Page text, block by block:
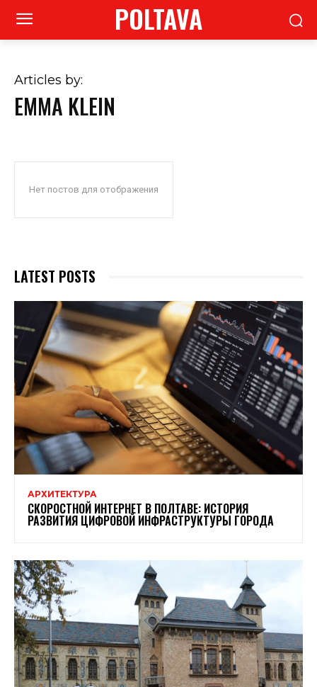
POLTAVA
Articles by:
EMMA KLEIN
Нет постов для отображения
LATEST POSTS
АРХИТЕКТУРА
СКОРОСТНОЙ ИНТЕРНЕТ В ПОЛТАВЕ: ИСТОРИЯ
РАЗВИТИЯ ЦИФРОВОЙ ИНФРАСТРУКТУРЫ ГОРОДА